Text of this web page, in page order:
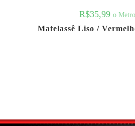
R$35,99 o Metro
Matelassê Liso /